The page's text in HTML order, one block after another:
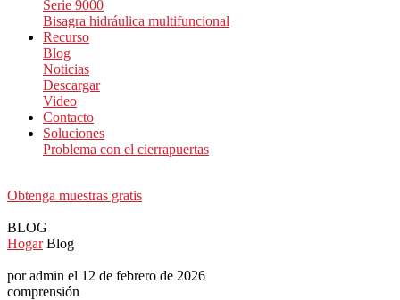
Serie 9000
Bisagra hidráulica multifuncional
Recurso
Blog
Noticias
Descargar
Video
Contacto
Soluciones
Problema con el cierrapuertas
Obtenga muestras gratis
BLOG
Hogar Blog
por admin el 12 de febrero de 2026
comprensión